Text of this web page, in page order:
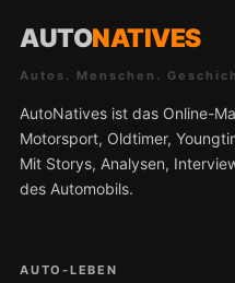
AUTONATIVES
Autos. Menschen.
AutoNatives ist das Online-
Motorsport, Oldtimer,
Mit Storys, Analysen,
des Automobils.
AUTO-LEBEN